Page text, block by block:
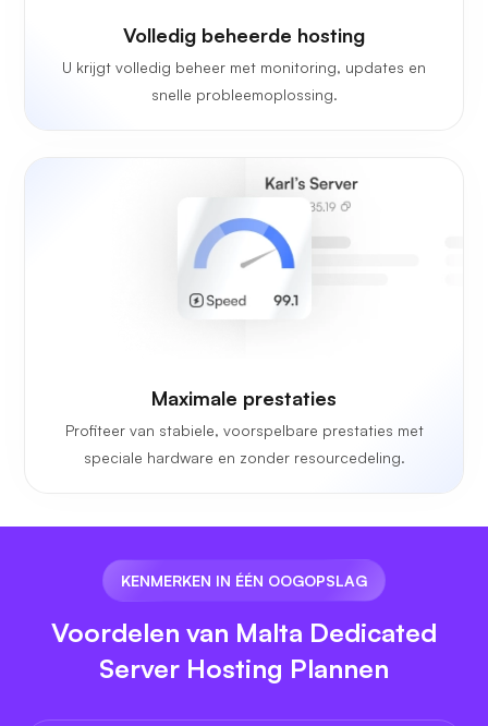
Volledig beheerde hosting
U krijgt volledig beheer met monitoring, updates en
snelle probleemoplossing.
Maximale prestaties
Profiteer van stabiele, voorspelbare prestaties met
speciale hardware en zonder resourcedeling.
KENMERKEN IN ÉÉN OOGOPSLAG
Voordelen van Malta Dedicated
Server Hosting Plannen